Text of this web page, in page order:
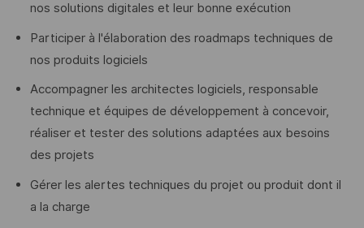
nos solutions digitales et leur bonne exécution
Participer à l'élaboration des roadmaps techniques de
nos produits logiciels
Accompagner les architectes logiciels, responsable
technique et équipes de développement à concevoir,
réaliser et tester des solutions adaptées aux besoins
des projets
Gérer les alertes techniques du projet ou produit dont il
a la charge